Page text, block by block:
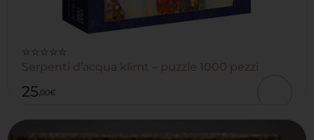
☆☆☆☆☆
Serpenti d’acqua klimt – puzzle 1000 pezzi
25,00€